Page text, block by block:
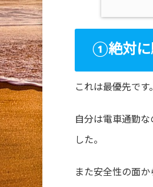
①絶対に
これは最優先です。
自分は電車通勤
した。
また安全性の面